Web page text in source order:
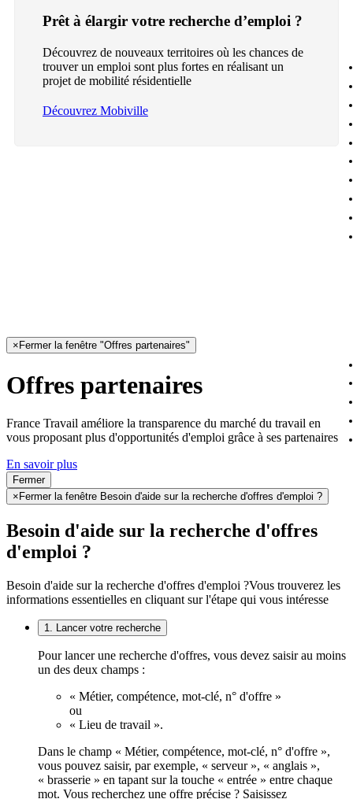
Prêt à élargir votre recherche d’emploi ?
Découvrez de nouveaux territoires où les chances de
trouver un emploi sont plus fortes en réalisant un
projet de mobilité résidentielle
Découvrez Mobiville
× Fermer la fenêtre "Offres partenaires"
Offres partenaires
France Travail améliore la transparence du marché du travail en
vous proposant plus d'opportunités d'emploi grâce à ses partenaires
En savoir plus
Fermer
× Fermer la fenêtre Besoin d'aide sur la recherche d'offres d'emploi ?
Besoin d'aide sur la recherche d'offres
d'emploi ?
Besoin d'aide sur la recherche d'offres d'emploi ?Vous trouverez les
informations essentielles en cliquant sur l'étape qui vous intéresse
1. Lancer votre recherche
Pour lancer une recherche d'offres, vous devez saisir au moins
un des deux champs :
« Métier, compétence, mot-clé, n° d'offre »
ou
« Lieu de travail ».
Dans le champ « Métier, compétence, mot-clé, n° d'offre »,
vous pouvez saisir, par exemple, « serveur », « anglais »,
« brasserie » en tapant sur la touche « entrée » entre chaque
mot. Vous recherchez une offre précise ? Saisissez